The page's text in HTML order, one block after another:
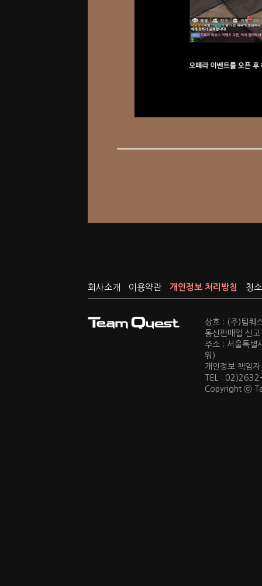
회사소개 이용약관 개인정보 처리방침 청
상호 : (주)팀퀘
통신판매업 신
주소 : 서울특
워)
개인정보 책
TEL :
Copyright ⓒ